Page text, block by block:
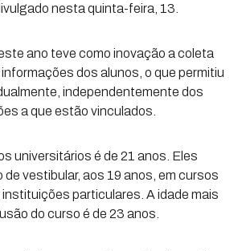
nesta quinta-feira, 13.
ano teve como inovação a coleta
dos alunos, o que permitiu
independentemente dos
a que estão vinculados.
universitários é de 21 anos. Eles
de vestibular, aos 19 anos, em cursos
particulares. A idade mais
do curso é de 23 anos.